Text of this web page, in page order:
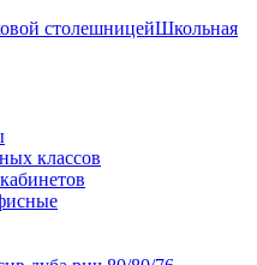
Школьная
классов